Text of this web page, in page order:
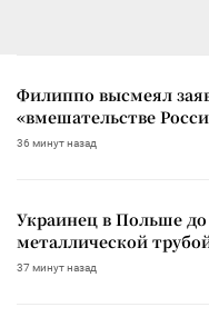
Филиппо высмеял
«вмешательстве
36 минут назад
Украинец в Польше
металлической
37 минут назад